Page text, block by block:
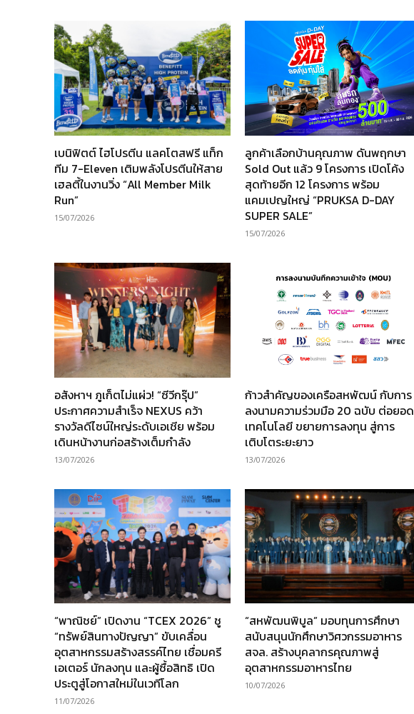
เบนิฟิตต์ ไฮโปรตีน แลคโตสฟรี แท็ก
ทีม 7-Eleven เติมพลังโปรตีนให้สาย
เฮลตี้ในงานวิ่ง “All Member Milk
Run”
15/07/2026
ลูกค้าเลือกบ้านคุณภาพ ดันพฤกษา
Sold Out แล้ว 9 โครงการ เปิดโค้ง
สุดท้ายอีก 12 โครงการ พร้อม
แคมเปญใหญ่ “PRUKSA D-DAY
SUPER SALE”
15/07/2026
อสังหาฯ ภูเก็ตไม่แผ่ว! “ซีวีกรุ๊ป”
ประกาศความสำเร็จ NEXUS คว้า
รางวัลดีไซน์ใหญ่ระดับเอเชีย พร้อม
เดินหน้างานก่อสร้างเต็มกำลัง
13/07/2026
ก้าวสำคัญของเครือสหพัฒน์ กับการ
ลงนามความร่วมมือ 20 ฉบับ ต่อยอด
เทคโนโลยี ขยายการลงทุน สู่การ
เติบโตระยะยาว
13/07/2026
“พาณิชย์” เปิดงาน “TCEX 2026” ชู
“ทรัพย์สินทางปัญญา” ขับเคลื่อน
อุตสาหกรรมสร้างสรรค์ไทย เชื่อมครี
เอเตอร์ นักลงทุน และผู้ซื้อสิทธิ เปิด
ประตูสู่โอกาสใหม่ในเวทีโลก
11/07/2026
“สหพัฒนพิบูล” มอบทุนการศึกษา
สนับสนุนนักศึกษาวิศวกรรมอาหาร
สจล. สร้างบุคลากรคุณภาพสู่
อุตสาหกรรมอาหารไทย
10/07/2026